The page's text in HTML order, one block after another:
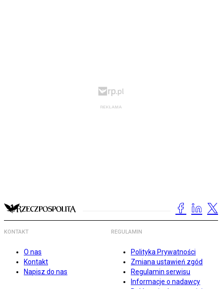
KONTAKT
O nas
Kontakt
Napisz do nas
REGULAMIN
Polityka Prywatności
Zmiana ustawień zgód
Regulamin serwisu
Informacje o nadawcy